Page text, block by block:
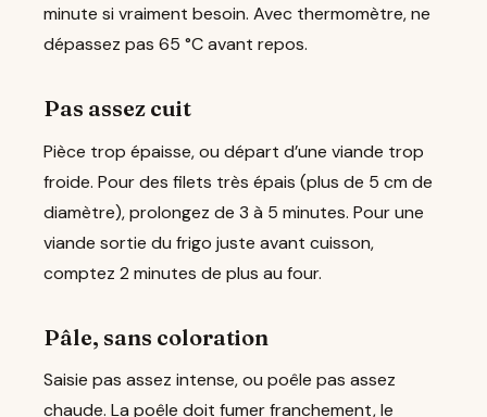
minute si vraiment besoin. Avec thermomètre, ne
dépassez pas 65 °C avant repos.
Pas assez cuit
Pièce trop épaisse, ou départ d’une viande trop
froide. Pour des filets très épais (plus de 5 cm de
diamètre), prolongez de 3 à 5 minutes. Pour une
viande sortie du frigo juste avant cuisson,
comptez 2 minutes de plus au four.
Pâle, sans coloration
Saisie pas assez intense, ou poêle pas assez
chaude. La poêle doit fumer franchement, le